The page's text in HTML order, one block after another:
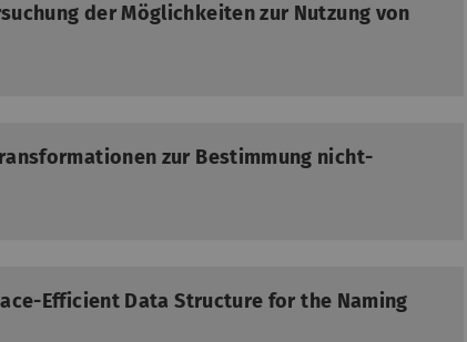
der Möglichkeiten zur Nutzung von
zur Bestimmung nicht-
Efficient Data Structure for the Naming